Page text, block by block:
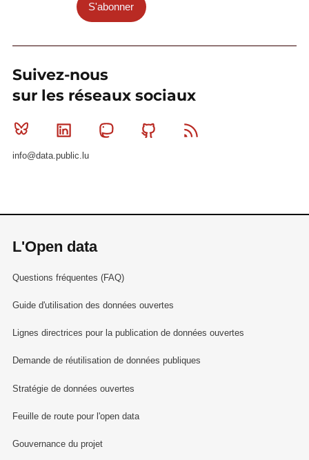
S'abonner
Suivez-nous
sur les réseaux sociaux
Bluesky Linkedin MastodonGithub
info@data.public.lu
L'Open data
Questions fréquentes (FAQ)
Guide d'utilisation des données ouvertes
Lignes directrices pour la publication de données ouvertes
Demande de réutilisation de données publiques
Stratégie de données ouvertes
Feuille de route pour l'open data
Gouvernance du projet